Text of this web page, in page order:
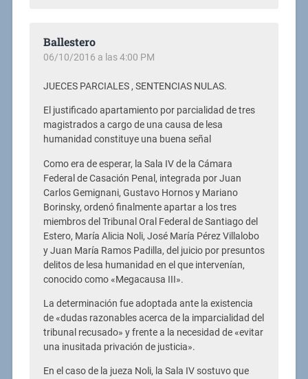
Ballestero
06/10/2016 a las 4:00 PM
JUECES PARCIALES , SENTENCIAS NULAS.
El justificado apartamiento por parcialidad de tres
magistrados a cargo de una causa de lesa
humanidad constituye una buena señal
Como era de esperar, la Sala IV de la Cámara
Federal de Casación Penal, integrada por Juan
Carlos Gemignani, Gustavo Hornos y Mariano
Borinsky, ordenó finalmente apartar a los tres
miembros del Tribunal Oral Federal de Santiago del
Estero, María Alicia Noli, José María Pérez Villalobo
y Juan María Ramos Padilla, del juicio por presuntos
delitos de lesa humanidad en el que intervenían,
conocido como «Megacausa III».
La determinación fue adoptada ante la existencia
de «dudas razonables acerca de la imparcialidad del
tribunal recusado» y frente a la necesidad de «evitar
una inusitada privación de justicia».
En el caso de la jueza Noli, la Sala IV sostuvo que